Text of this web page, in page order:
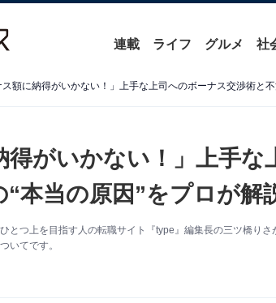
連載 ライフ グルメ 社
ス額に納得がいかない！」上手な上司へのボーナス交渉術と
得がいかない！」上手な
本当の原因”をプロが解
とつ上を目指す人の転職サイト『type』編集長の三ツ橋り
いてです。